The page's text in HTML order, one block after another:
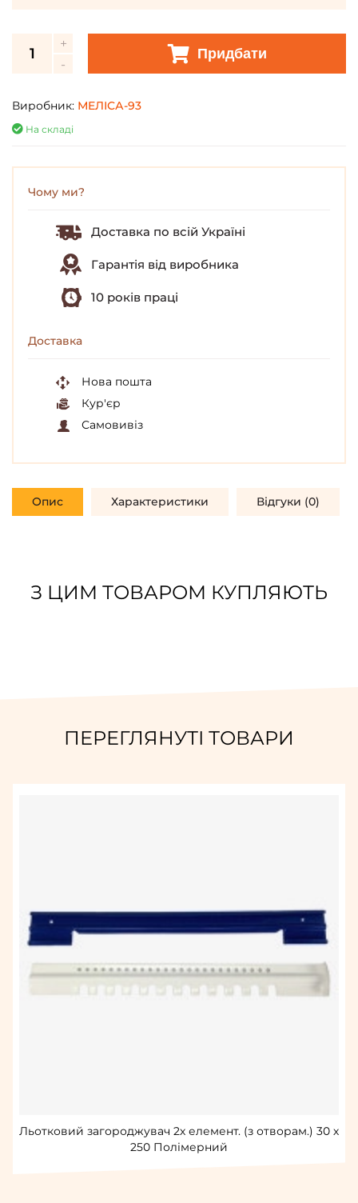
Придбати
Виробник: МЕЛІСА-93
На складі
Чому ми?
Доставка по всій Україні
Гарантія від виробника
10 років праці
Доставка
Нова пошта
Кур'єр
Самовивіз
Опис Характеристики Відгуки (0)
З ЦИМ ТОВАРОМ КУПЛЯЮТЬ
ПЕРЕГЛЯНУТІ ТОВАРИ
Льотковий загороджувач 2х елемент. (з отворам.) 30 х
250 Полімерний